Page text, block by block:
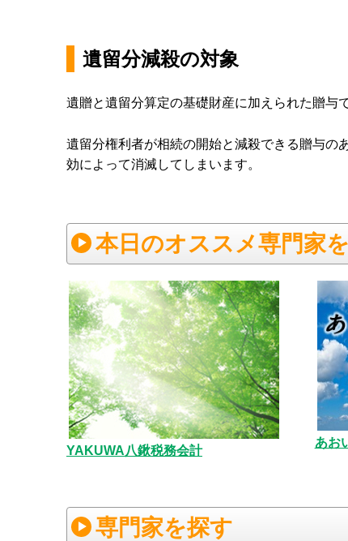
遺留分減殺の対象
遺贈と遺留分算定の基礎財産に加えられた贈与で
遺留分権利者が相続の開始と減殺できる贈与の
効によって消滅してしまいます。
本日のオススメ専門家
YAKUWA八鍬税務会計
あお
専門家を探す